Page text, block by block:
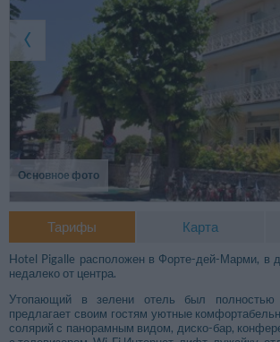
Основное фото
Тарифы Карта
Hotel Pigalle расположен в Форте-дей-Марми, в
недалеко от центра.
Утопающий в зелени отель был полностью
предлагает своим гостям уютные
солярий с панорамным видом, диско-бар,